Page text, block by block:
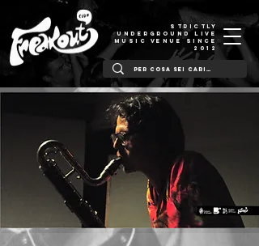
STRICTLY
UNDERGROUND LIVE
MUSIC VENUE SINCE
2012